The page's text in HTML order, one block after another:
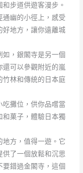
步道供遊客漫步。
幽的小徑上，感受
好地方，讓你遠離城
，銀閣寺是另一個
可以參觀附近的嵐
竹林和傳統的日本庭
吃攤位，供你品嚐當
菓子，體驗日本獨
方，值得一遊。它
了一個放鬆和沉思
錯過金閣寺，這個